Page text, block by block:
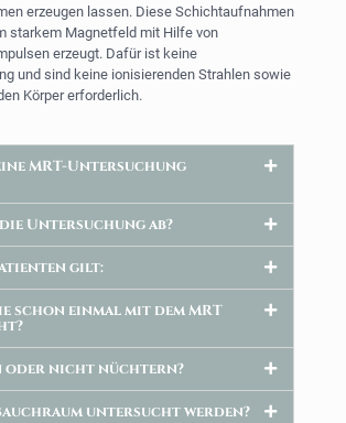
erzeugen lassen. Diese Schichtaufnahmen
starkem Magnetfeld mit Hilfe von
erzeugt. Dafür ist keine
und sind keine ionisierenden Strahlen sowie
Körper erforderlich.
MRT-Untersuchung
Untersuchung ab?
gilt:
schon einmal mit dem MRT
oder nicht nüchtern?
untersucht werden?